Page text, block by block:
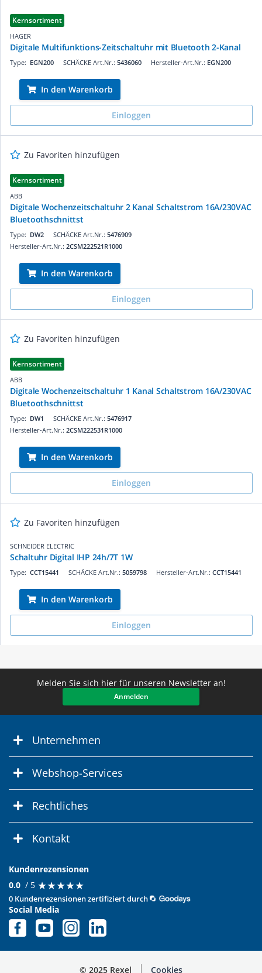
Kernsortiment
HAGER
Digitale Multifunktions-Zeitschaltuhr mit Bluetooth 2-Kanal
SCHÄCKE Art.Nr.: 5436060
Type: EGN200 Hersteller-Art.Nr.: EGN200
In den Warenkorb
Einloggen
Zu Favoriten hinzufügen
Kernsortiment
ABB
Digitale Wochenzeitschaltuhr 2 Kanal Schaltstrom 16A/230VAC
Bluetoothschnittst
SCHÄCKE Art.Nr.: 5476909
Type: DW2
Hersteller-Art.Nr.: 2CSM222521R1000
In den Warenkorb
Einloggen
Zu Favoriten hinzufügen
Kernsortiment
ABB
Digitale Wochenzeitschaltuhr 1 Kanal Schaltstrom 16A/230VAC
Bluetoothschnittst
SCHÄCKE Art.Nr.: 5476917
Type: DW1
Hersteller-Art.Nr.: 2CSM222531R1000
In den Warenkorb
Einloggen
Zu Favoriten hinzufügen
SCHNEIDER ELECTRIC
Schaltuhr Digital IHP 24h/7T 1W
SCHÄCKE Art.Nr.: 5059798
Type: CCT15441 Hersteller-Art.Nr.: CCT15441
In den Warenkorb
Einloggen
Melden Sie sich hier für unseren Newsletter an!
Anmelden
Unternehmen
Webshop-Services
Rechtliches
Kontakt
Kundenrezensionen
0.0 / 5 ★★★★★
★★★★★
0 Kundenrezensionen zertifiziert durch
Social Media
© 2025 Rexel Cookies